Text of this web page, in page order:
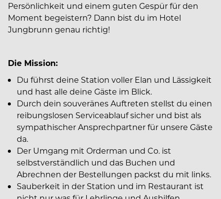
Persönlichkeit und einem guten Gespür für den
Moment begeistern? Dann bist du im Hotel
Jungbrunn genau richtig!
Die Mission:
Du führst deine Station voller Elan und Lässigkeit
und hast alle deine Gäste im Blick.
Durch dein souveränes Auftreten stellst du einen
reibungslosen Serviceablauf sicher und bist als
sympathischer Ansprechpartner für unsere Gäste
da.
Der Umgang mit Orderman und Co. ist
selbstverständlich und das Buchen und
Abrechnen der Bestellungen packst du mit links.
Sauberkeit in der Station und im Restaurant ist